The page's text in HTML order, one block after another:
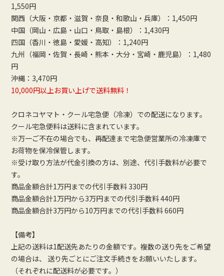
1,550円
関西（大阪・京都・滋賀・奈良・和歌山・兵庫）：1,450円
中国（岡山・広島・山口・鳥取・島根）：1,430円
四国（香川・徳島・愛媛・高知）：1,240円
九州（福岡・佐賀・長崎・熊本・大分・宮崎・鹿児島）：1,480
円
沖縄：3,470円
10,000円以上お買い上げで送料無料！
クロネコヤマト・クール宅急便（冷凍）での配送になります。
クール宅急便料は送料に含まれています。
※万一ご不在の場合でも、再配達まで宅急便営業所の冷凍庫で
お荷物を保冷保管します。
※受け取り方法が代金引換の方は、別途、代引手数料が必要で
す。
商品金額合計1万円までの代引手数料 330円
商品金額合計1万円から3万円までの代引手数料 440円
商品金額合計3万円から10万円までの代引手数料 660円
【備考】
上記の送料は1配送先あたりの金額です。複数の送り先をご希望
の場合は、 送り先ごとにご注文手続きをお願いいたします。
（それぞれに配送料が必要です。）